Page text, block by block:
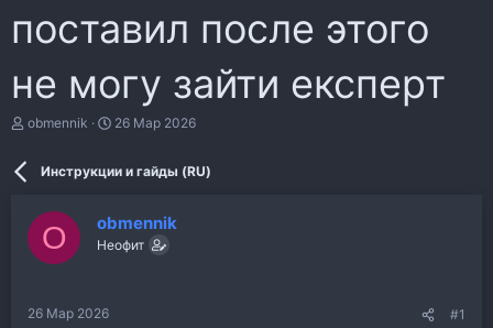
поставил после этого
не могу зайти експерт
А
е
м
ы
obmennik
Д
а
ч
а
26 Мар 2026
Инструкции и гайды (RU)
O obmennik
Неофит
26 Мар 2026 #1